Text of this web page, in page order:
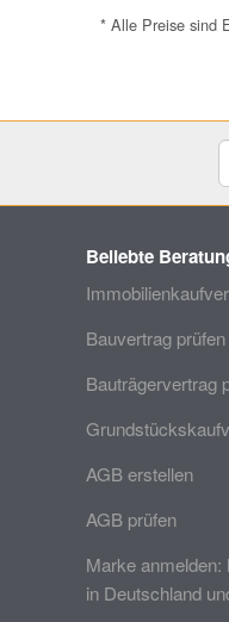
* Alle Preise sind
Beliebte
Bauvertrag prüfen
Bauträgervertrag
AGB erstellen
AGB prüfen
Marke
in Deutschland